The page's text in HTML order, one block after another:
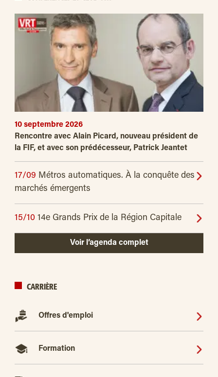
10 septembre 2026
Rencontre avec Alain Picard, nouveau président de
la FIF, et avec son prédécesseur, Patrick Jeantet
17/09 Métros automatiques. À la conquête des
marchés émergents
15/10 14e Grands Prix de la Région Capitale
Voir l’agenda complet
CARRIÈRE
Offres d'emploi
Formation